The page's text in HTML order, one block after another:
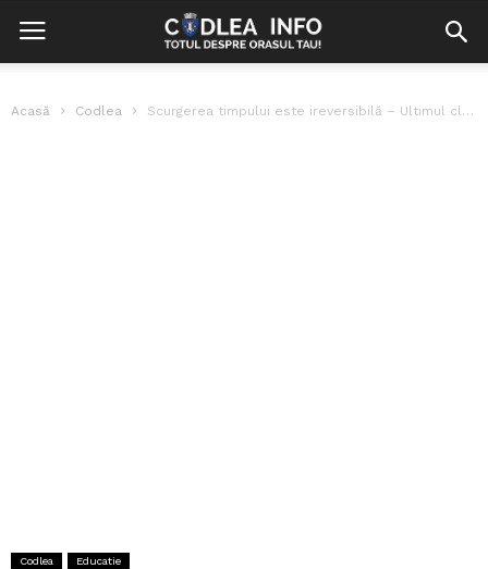
Acasă Codlea Scurgerea timpului este ireversibilă – Ultimul clopoțel
Codlea Educatie